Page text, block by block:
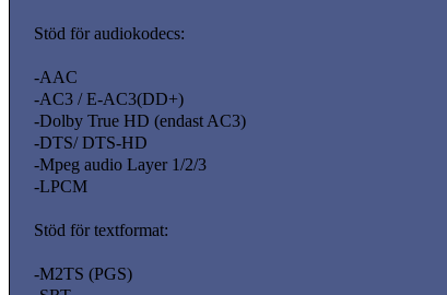
Stöd för audiokodecs:
-AAC
-AC3 / E-AC3(DD+)
-Dolby True HD (endast AC3)
-DTS/ DTS-HD
-Mpeg audio Layer 1/2/3
-LPCM
Stöd för textformat:
-M2TS (PGS)